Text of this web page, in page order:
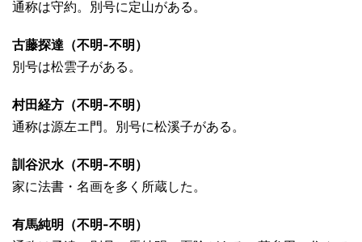
通称は守約。別号に定山がある。
古藤探達（不明-不明）
別号は松雲子がある。
村田経方（不明-不明）
通称は源左エ門。別号に松溪子がある。
訓谷沢水（不明-不明）
家に法書・名画を多く所蔵した。
有馬純明（不明-不明）